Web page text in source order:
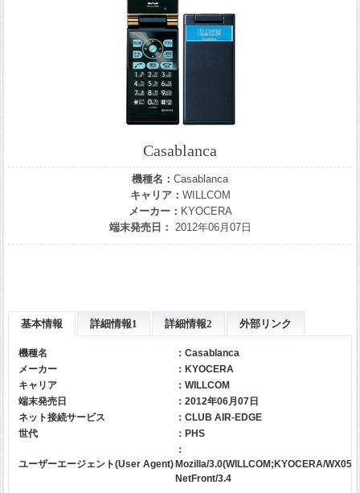
Casablanca
機種名： Casablanca
キャリア： WILLCOM
メーカー： KYOCERA
端末発売日： 2012年06月07日
基本情報 詳細情報1 詳細情報2 外部リンク
機種名
：Casablanca
メーカー
： KYOCERA
キャリア
： WILLCOM
端末発売日
：2012年06月07日
ネット接続サービス
：CLUB AIR-EDGE
世代
：PHS
ユーザーエージェント(User Agent)
：
Mozilla/3.0(WILLCOM;KYOCERA/
NetFront/3.4